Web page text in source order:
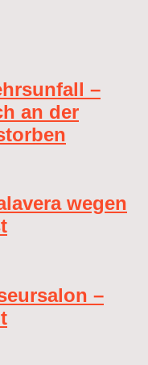
–
an der
wegen
–